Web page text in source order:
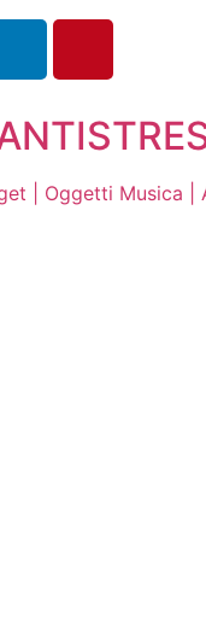
| Oggetti Musica |